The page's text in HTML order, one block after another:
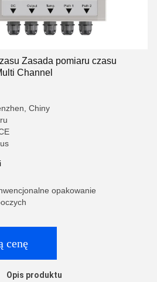
Zasada pomiaru czasu
Channel
Chiny
opakowanie
cenę
Opis produktu